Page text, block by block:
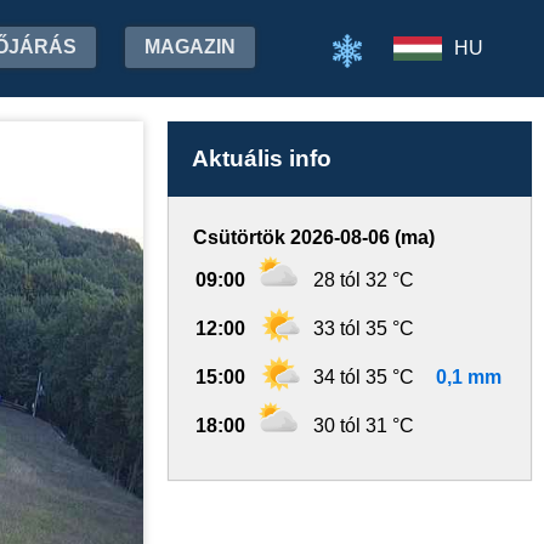
MAGAZIN HU
Aktuális info
Csütörtök 2026-08-06 (ma)
09:00 28 tól 32 °C
12:00 33 tól 35 °C
15:00 34 tól 35 °C 0,1 mm
18:00 30 tól 31 °C